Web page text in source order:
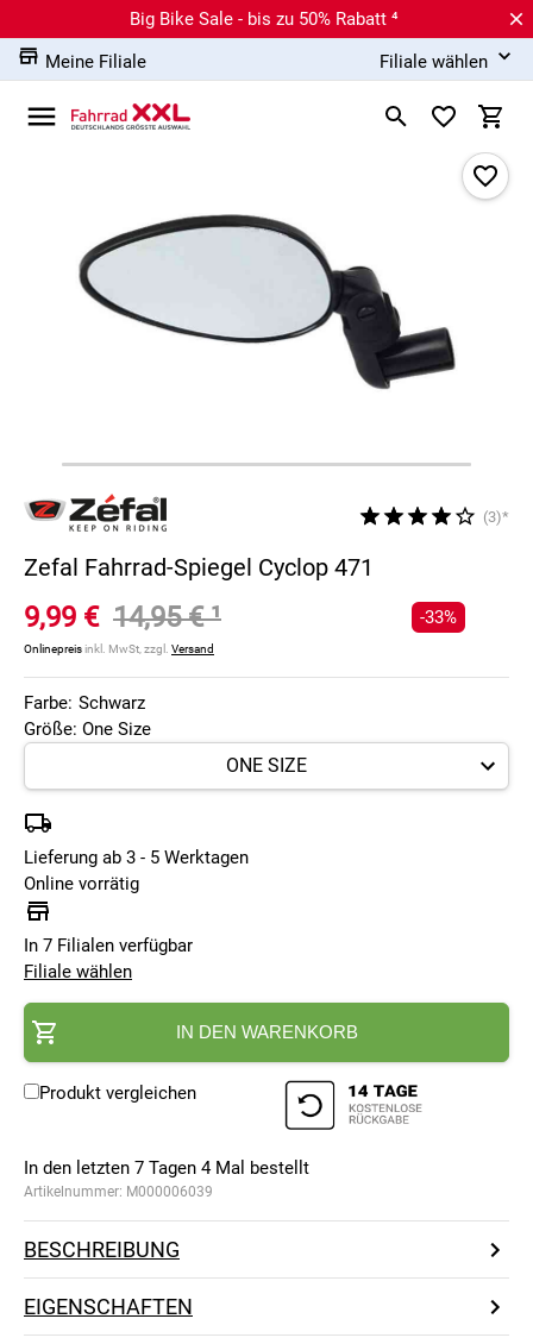
Big Bike Sale - bis zu 50% Rabatt ⁴
Meine Filiale
Filiale wählen
(3)*
Zefal Fahrrad-Spiegel Cyclop 471
9,99 € 14,95 €¹
Onlinepreisinkl. MwSt, zzgl. Versand
-33%
Farbe: Schwarz
Größe: One Size
Lieferung ab 3 - 5 Werktagen
Online vorrätig
In 7 Filialen verfügbar
Filiale wählen
IN DEN WARENKORB
Produkt vergleichen
In den letzten 7 Tagen 4Mal bestellt
Artikelnummer: M000006039
BESCHREIBUNG
EIGENSCHAFTEN